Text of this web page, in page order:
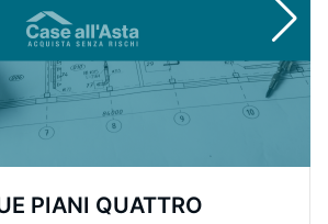
PIANI QUATTRO